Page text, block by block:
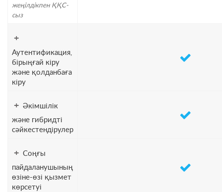
жеңілдікпен ҚҚС-
сыз
+
Аутентификация,
бірыңғай кіру
және қолданбаға
кіру
+ Әкімшілік
және гибридті
сәйкестендірулер
+ Соңғы
пайдаланушының
өзіне-өзі қызмет
көрсетуі